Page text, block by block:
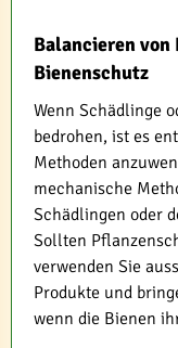
Balancieren von
Bienenschutz
Wenn Schädlinge
bedrohen, ist es
Methoden
mechanische
Schädlingen oder
Sollten
verwenden Sie
Produkte und
wenn die Bienen